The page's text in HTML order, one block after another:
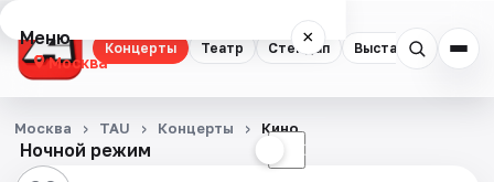
Концерты Театр Стендап Выставки
Меню ×
Москва
Концерты
Театр
Ночной режим ☾
Москва TAU Концерты Кино